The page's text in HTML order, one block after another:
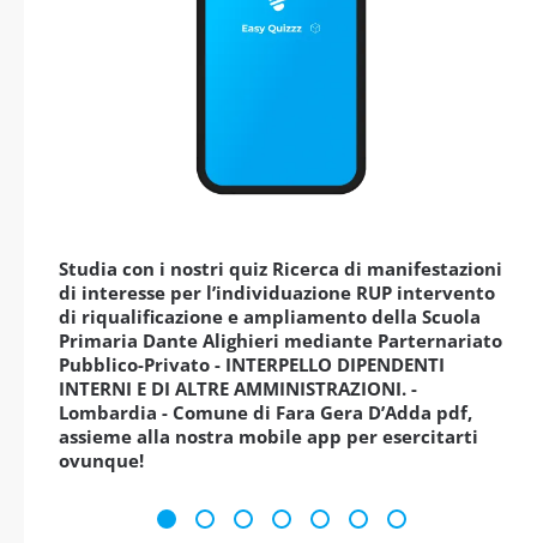
Studia con i nostri quiz Ricerca di manifestazioni
di interesse per l’individuazione RUP intervento
di riqualificazione e ampliamento della Scuola
Primaria Dante Alighieri mediante Parternariato
Pubblico-Privato - INTERPELLO DIPENDENTI
INTERNI E DI ALTRE AMMINISTRAZIONI. -
Lombardia - Comune di Fara Gera D’Adda pdf,
assieme alla nostra mobile app per esercitarti
ovunque!